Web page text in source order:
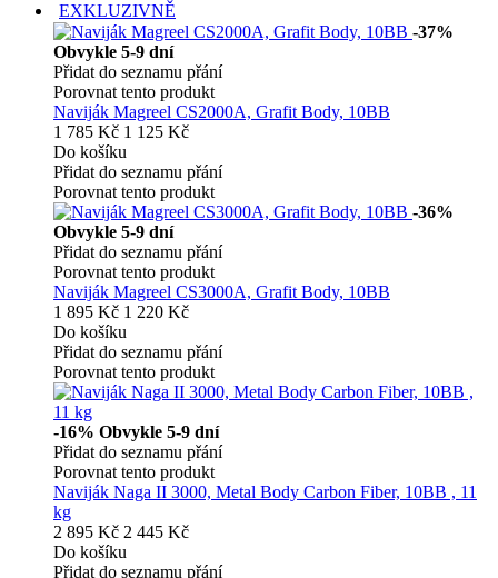
EXKLUZIVNĚ
-37%
Obvykle 5-9 dní
Přidat do seznamu přání
Porovnat tento produkt
Naviják Magreel CS2000A, Grafit Body, 10BB
1 785 Kč 1 125 Kč
Do košíku
Přidat do seznamu přání
Porovnat tento produkt
-36%
Obvykle 5-9 dní
Přidat do seznamu přání
Porovnat tento produkt
Naviják Magreel CS3000A, Grafit Body, 10BB
1 895 Kč 1 220 Kč
Do košíku
Přidat do seznamu přání
Porovnat tento produkt
-16% Obvykle 5-9 dní
Přidat do seznamu přání
Porovnat tento produkt
Naviják Naga II 3000, Metal Body Carbon Fiber, 10BB , 11
kg
2 895 Kč 2 445 Kč
Do košíku
Přidat do seznamu přání